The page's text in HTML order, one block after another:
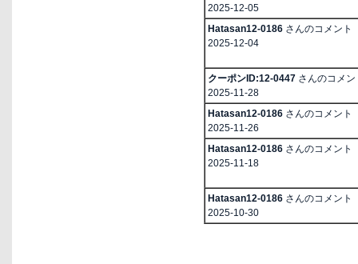
2025-12-05
Hatasan12-0186 さんのコメント
2025-12-04
クーポンID:12-0447 さんのコメン
2025-11-28
Hatasan12-0186 さんのコメント
2025-11-26
Hatasan12-0186 さんのコメント
2025-11-18
Hatasan12-0186 さんのコメント
2025-10-30